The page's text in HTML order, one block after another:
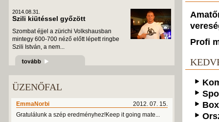
2014.08.31.
Szili kiütéssel győzött
Szombat éjjel a zürichi Volkshausban
mintegy 600-700 néző előtt lépett ringbe
Szili István, a nem...
ÜZENŐFAL
2012. 07. 15.
EmmaNorbi
Gratulálunk a szép eredményhez!Keep it going mate...
Profi